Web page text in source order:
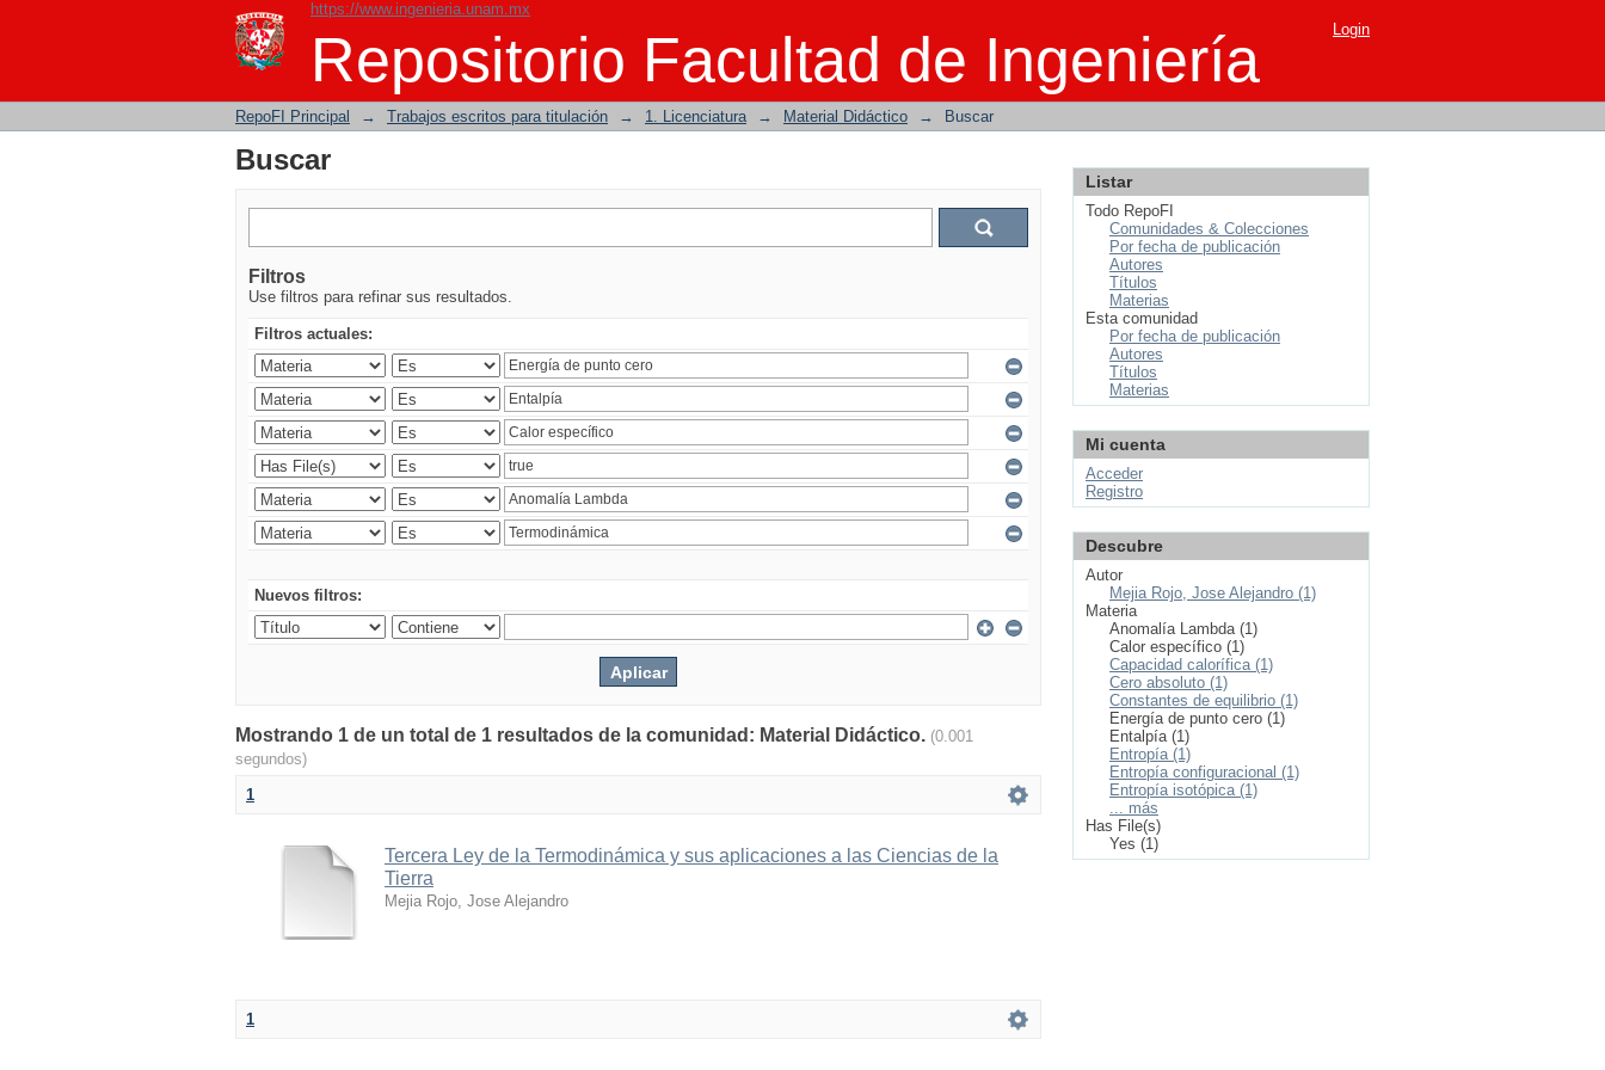
https://www.ingenieria.unam.mx
Repositorio Facultad de Ingeniería
Buscar Login
RepoFI Principal → Trabajos escritos para titulación → 1. Licenciatura → Material Didáctico → Buscar
Buscar
Filtros
Use filtros para refinar sus resultados.
Filtros actuales:
Nuevos filtros:
Mostrando 1 de un total de 1 resultados de la comunidad: Material Didáctico. (0.001
segundos)
1
Tercera Ley de la Termodinámica y sus aplicaciones a las Ciencias de la
Tierra
Mejia Rojo, Jose Alejandro
1
Listar
Todo RepoFI
Comunidades & Colecciones
Por fecha de publicación
Autores
Títulos
Materias
Esta comunidad
Por fecha de publicación
Autores
Títulos
Materias
Mi cuenta
Acceder
Registro
Descubre
Autor
Mejia Rojo, Jose Alejandro (1)
Materia
Anomalía Lambda (1)
Calor específico (1)
Capacidad calorífica (1)
Cero absoluto (1)
Constantes de equilibrio (1)
Energía de punto cero (1)
Entalpía (1)
Entropía (1)
Entropía configuracional (1)
Entropía isotópica (1)
... más
Has File(s)
Yes (1)